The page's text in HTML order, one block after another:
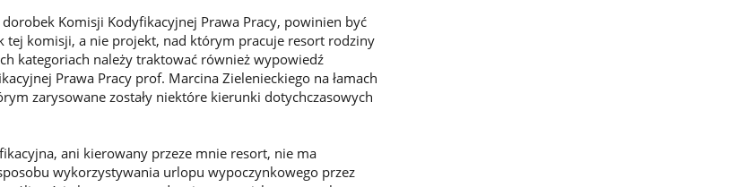
Komisji Kodyfikacyjnej Prawa Pracy, powinien być
komisji, a nie projekt, nad którym pracuje resort rodziny
kategoriach należy traktować również wypowiedź
Prawa Pracy prof. Marcina Zielenieckiego na łamach
zarysowane zostały niektóre kierunki dotychczasowych
ani kierowany przeze mnie resort, nie ma
wykorzystywania urlopu wypoczynkowego przez